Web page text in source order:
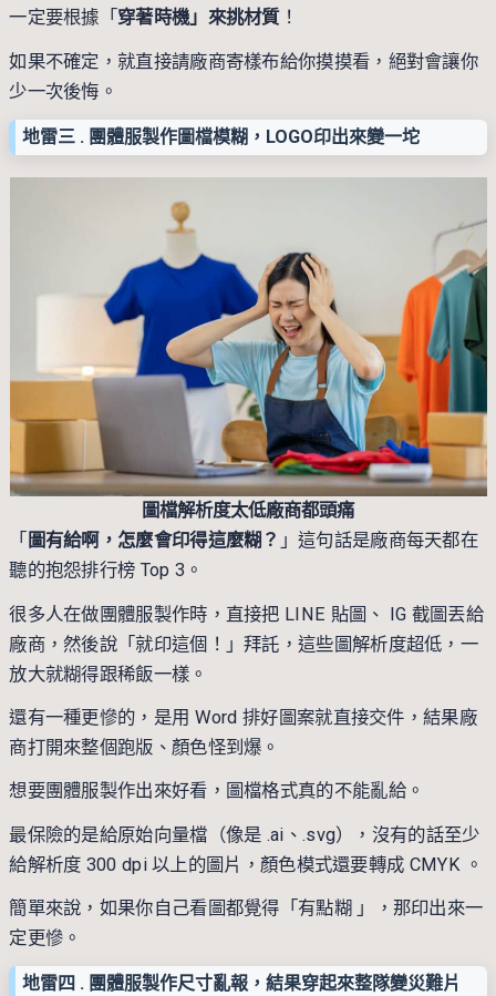
一定要根據「穿著時機」來挑材質！
如果不確定，就直接請廠商寄樣布給你摸摸看，絕對會讓你
少一次後悔。
地雷三 . 團體服製作圖檔模糊，LOGO印出來變一坨
圖檔解析度太低廠商都頭痛
「 圖有給啊，怎麼會印得這麼糊？ 」這句話是廠商每天都在
聽的抱怨排行榜 Top 3。
很多人在做團體服製作時，直接把 LINE 貼圖、 IG 截圖丟給
廠商，然後說「就印這個！」拜託，這些圖解析度超低，一
放大就糊得跟稀飯一樣。
還有一種更慘的，是用 Word 排好圖案就直接交件，結果廠
商打開來整個跑版、顏色怪到爆。
想要團體服製作出來好看，圖檔格式真的不能亂給。
最保險的是給原始向量檔（像是 .ai、.svg），沒有的話至少
給解析度 300 dpi 以上的圖片，顏色模式還要轉成 CMYK 。
簡單來說，如果你自己看圖都覺得「有點糊 」，那印出來一
定更慘。
地雷四 . 團體服製作尺寸亂報，結果穿起來整隊變災難片